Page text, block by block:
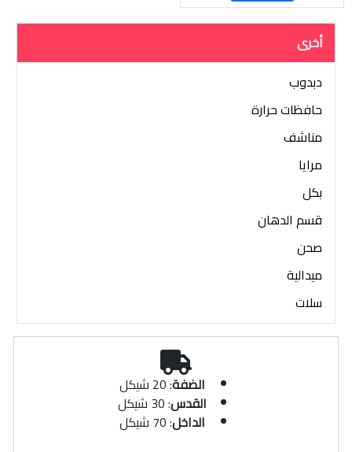
أخرى
دبدوب
حافظات حرارة
مناشف
مرايا
بكل
قسم الدهان
صحن
ميدالية
سلات
الضفة: 20 شيكل
القدس: 30 شيكل
الداخل: 70 شيكل